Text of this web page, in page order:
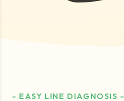
- EASY LINE DIAGNOSIS -